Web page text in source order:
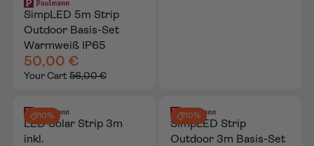
SimpLED 5m Strip
Outdoor Basis-Set
Warmweiß IP65
50,00 €
Your Cart 56,00 €
10%
LED Solar Strip 3m
inkl.
10%
SimpLED Strip
Outdoor 3m Basis-Set